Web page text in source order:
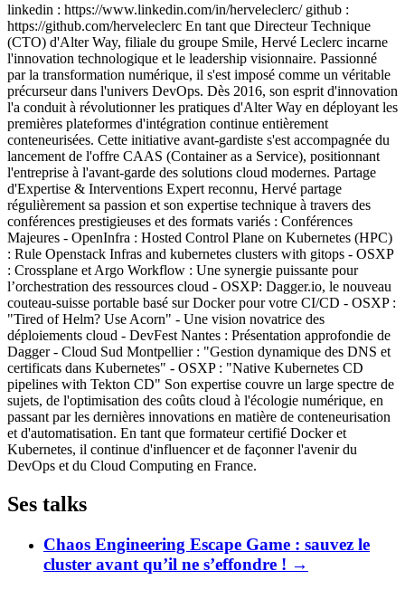
linkedin : https://www.linkedin.com/in/herveleclerc/ github :
https://github.com/herveleclerc En tant que Directeur Technique
(CTO) d'Alter Way, filiale du groupe Smile, Hervé Leclerc incarne
l'innovation technologique et le leadership visionnaire. Passionné
par la transformation numérique, il s'est imposé comme un véritable
précurseur dans l'univers DevOps. Dès 2016, son esprit d'innovation
l'a conduit à révolutionner les pratiques d'Alter Way en déployant les
premières plateformes d'intégration continue entièrement
conteneurisées. Cette initiative avant-gardiste s'est accompagnée du
lancement de l'offre CAAS (Container as a Service), positionnant
l'entreprise à l'avant-garde des solutions cloud modernes. Partage
d'Expertise & Interventions Expert reconnu, Hervé partage
régulièrement sa passion et son expertise technique à travers des
conférences prestigieuses et des formats variés : Conférences
Majeures - OpenInfra : Hosted Control Plane on Kubernetes (HPC)
: Rule Openstack Infras and kubernetes clusters with gitops - OSXP
: Crossplane et Argo Workflow : Une synergie puissante pour
l’orchestration des ressources cloud - OSXP: Dagger.io, le nouveau
couteau-suisse portable basé sur Docker pour votre CI/CD - OSXP :
"Tired of Helm? Use Acorn" - Une vision novatrice des
déploiements cloud - DevFest Nantes : Présentation approfondie de
Dagger - Cloud Sud Montpellier : "Gestion dynamique des DNS et
certificats dans Kubernetes" - OSXP : "Native Kubernetes CD
pipelines with Tekton CD" Son expertise couvre un large spectre de
sujets, de l'optimisation des coûts cloud à l'écologie numérique, en
passant par les dernières innovations en matière de conteneurisation
et d'automatisation. En tant que formateur certifié Docker et
Kubernetes, il continue d'influencer et de façonner l'avenir du
DevOps et du Cloud Computing en France.
Ses talks
Chaos Engineering Escape Game : sauvez le
cluster avant qu’il ne s’effondre ! →